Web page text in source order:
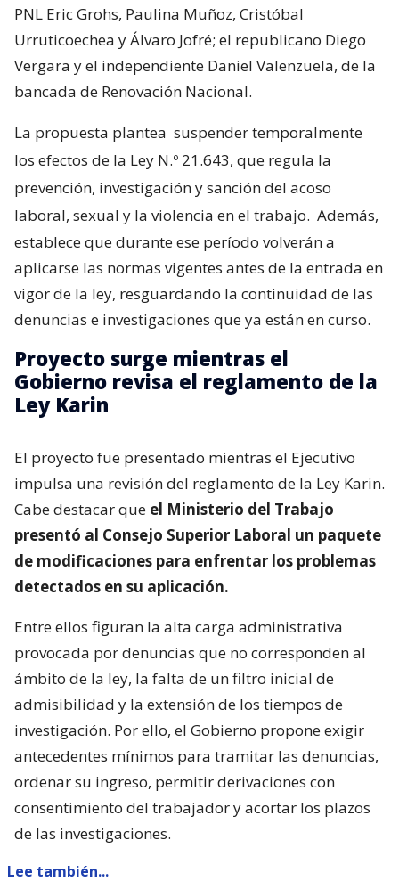
PNL Eric Grohs, Paulina Muñoz, Cristóbal
Urruticoechea y Álvaro Jofré; el republicano Diego
Vergara y el independiente Daniel Valenzuela, de la
bancada de Renovación Nacional.
La propuesta plantea suspender temporalmente
los efectos de la Ley N.º 21.643, que regula la
prevención, investigación y sanción del acoso
laboral, sexual y la violencia en el trabajo. Además,
establece que durante ese período volverán a
aplicarse las normas vigentes antes de la entrada en
vigor de la ley, resguardando la continuidad de las
denuncias e investigaciones que ya están en curso.
Proyecto surge mientras el
Gobierno revisa el reglamento de la
Ley Karin
El proyecto fue presentado mientras el Ejecutivo
impulsa una revisión del reglamento de la Ley Karin.
Cabe destacar que el Ministerio del Trabajo
presentó al Consejo Superior Laboral un paquete
de modificaciones para enfrentar los problemas
detectados en su aplicación.
Entre ellos figuran la alta carga administrativa
provocada por denuncias que no corresponden al
ámbito de la ley, la falta de un filtro inicial de
admisibilidad y la extensión de los tiempos de
investigación. Por ello, el Gobierno propone exigir
antecedentes mínimos para tramitar las denuncias,
ordenar su ingreso, permitir derivaciones con
consentimiento del trabajador y acortar los plazos
de las investigaciones.
Lee también...